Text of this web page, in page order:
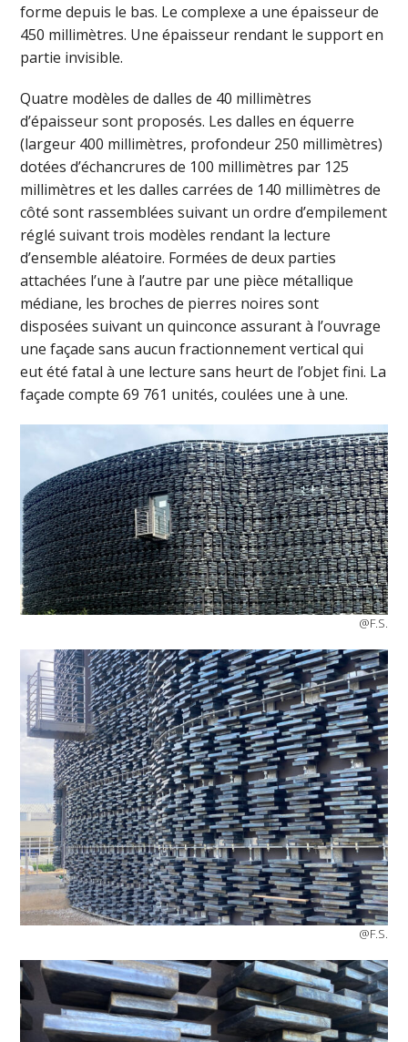
forme depuis le bas. Le complexe a une épaisseur de
450 millimètres. Une épaisseur rendant le support en
partie invisible.
Quatre modèles de dalles de 40 millimètres
d’épaisseur sont proposés. Les dalles en équerre
(largeur 400 millimètres, profondeur 250 millimètres)
dotées d’échancrures de 100 millimètres par 125
millimètres et les dalles carrées de 140 millimètres de
côté sont rassemblées suivant un ordre d’empilement
réglé suivant trois modèles rendant la lecture
d’ensemble aléatoire. Formées de deux parties
attachées l’une à l’autre par une pièce métallique
médiane, les broches de pierres noires sont
disposées suivant un quinconce assurant à l’ouvrage
une façade sans aucun fractionnement vertical qui
eut été fatal à une lecture sans heurt de l’objet fini. La
façade compte 69 761 unités, coulées une à une.
@F.S.
@F.S.